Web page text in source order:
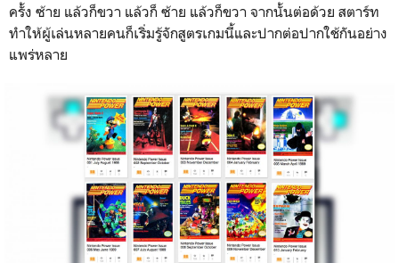
ครั้ง ซ้าย แล้วก็ขวา แล้วก็ ซ้าย แล้วก็ขวา จากนั้นต่อด้วย สตาร์ท
ทำให้ผู้เล่นหลายคนก็เริ่มรู้จักสูตรเกมนี้และปากต่อปากใช้กันอย่าง
แพร่หลาย